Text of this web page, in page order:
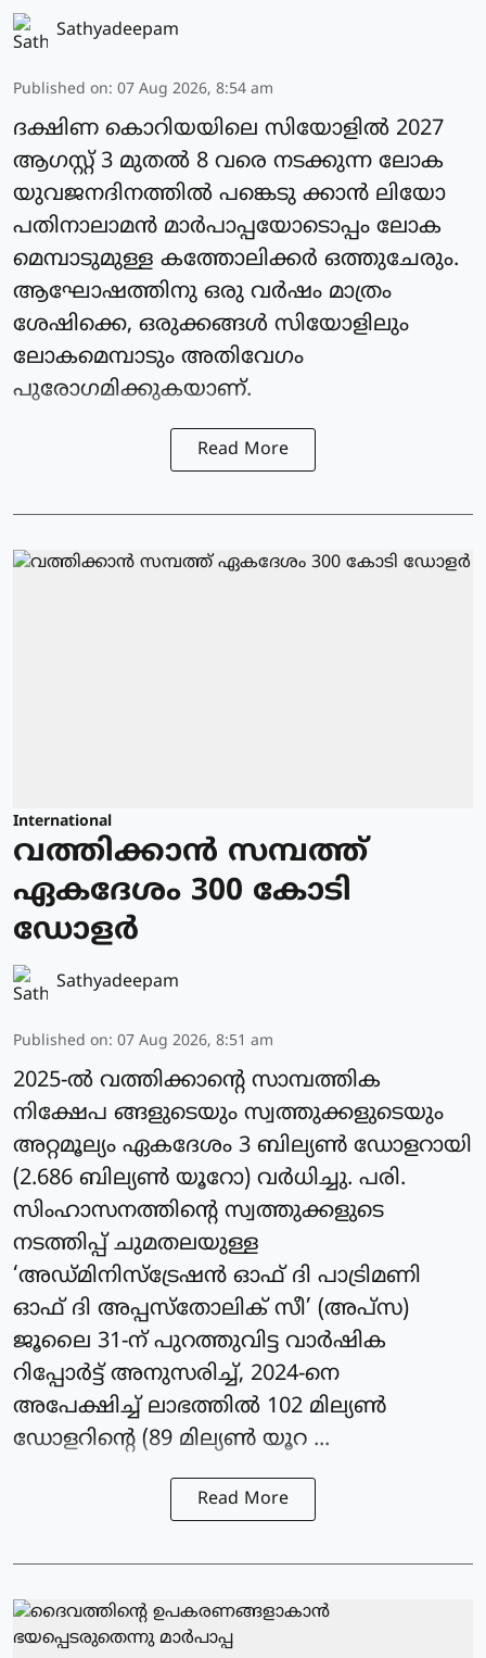
Sathyadeepam
Published on: 07 Aug 2026, 8:54 am
ദക്ഷിണ കൊറിയയിലെ സിയോളില്‍ 2027
ആഗസ്റ്റ് 3 മുതല്‍ 8 വരെ നടക്കുന്ന ലോക
യുവജനദിനത്തില്‍ പങ്കെടു ക്കാന്‍ ലിയോ
പതിനാലാമന്‍ മാര്‍പാപ്പയോടൊപ്പം ലോക
മെമ്പാടുമുള്ള കത്തോലിക്കര്‍ ഒത്തുചേരും.
ആഘോഷത്തിനു ഒരു വര്‍ഷം മാത്രം
ശേഷിക്കെ, ഒരുക്കങ്ങള്‍ സിയോളിലും
ലോകമെമ്പാടും അതിവേഗം
പുരോഗമിക്കുകയാണ്.
Read More
International
വത്തിക്കാന്‍ സമ്പത്ത്
ഏകദേശം 300 കോടി
ഡോളര്‍
Sathyadeepam
Published on: 07 Aug 2026, 8:51 am
2025-ല്‍ വത്തിക്കാന്റെ സാമ്പത്തിക
നിക്ഷേപ ങ്ങളുടെയും സ്വത്തുക്കളുടെയും
അറ്റമൂല്യം ഏകദേശം 3 ബില്യണ്‍ ഡോളറായി
(2.686 ബില്യണ്‍ യൂറോ) വർധിച്ചു. പരി.
സിംഹാസനത്തിന്റെ സ്വത്തുക്കളുടെ
നടത്തിപ്പ് ചുമതലയുള്ള
‘അഡ്മിനിസ്‌ട്രേഷന്‍ ഓഫ് ദി പാട്രിമണി
ഓഫ് ദി അപ്പസ്‌തോലിക് സീ’ (അപ്‌സ)
ജൂലൈ 31-ന് പുറത്തുവിട്ട വാര്‍ഷിക
റിപ്പോര്‍ട്ട് അനുസരിച്ച്, 2024-നെ
അപേക്ഷിച്ച് ലാഭത്തില്‍ 102 മില്യണ്‍
ഡോളറിന്റെ (89 മില്യണ്‍ യൂറ ...
Read More